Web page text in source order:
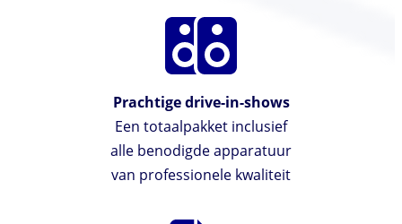
Prachtige drive-in-shows
Een totaalpakket inclusief
alle benodigde apparatuur
van professionele kwaliteit